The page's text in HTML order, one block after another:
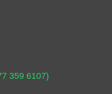
359 6107)